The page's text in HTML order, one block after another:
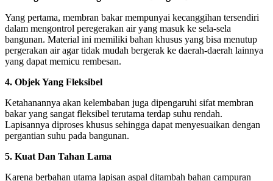
Yang pertama, membran bakar mempunyai kecanggihan tersendiri
dalam mengontrol peregerakan air yang masuk ke sela-sela
bangunan. Material ini memiliki bahan khusus yang bisa menutup
pergerakan air agar tidak mudah bergerak ke daerah-daerah lainnya
yang dapat memicu rembesan.
4. Objek Yang Fleksibel
Ketahanannya akan kelembaban juga dipengaruhi sifat membran
bakar yang sangat fleksibel terutama terdap suhu rendah.
Lapisannya diproses khusus sehingga dapat menyesuaikan dengan
pergantian suhu pada bangunan.
5. Kuat Dan Tahan Lama
Karena berbahan utama lapisan aspal ditambah bahan campuran